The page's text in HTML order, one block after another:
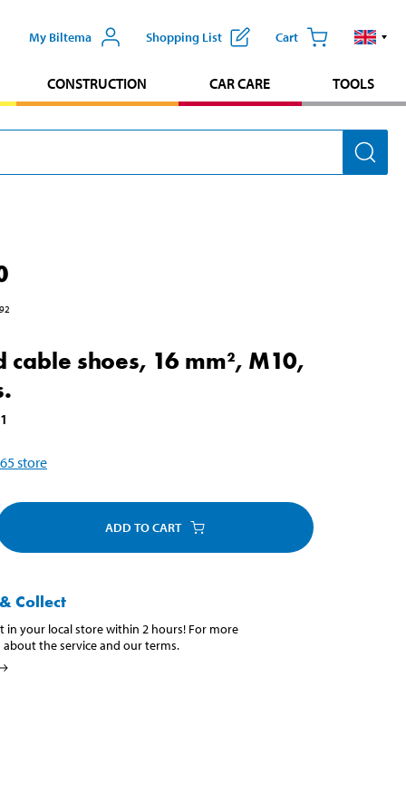
My Biltema Shopping List Cart
CONSTRUCTION CAR CARE TOOLS
cable shoes, 16 mm², M10,
65store
ADD TO CART
Collect
in your local store within 2 hours! For more
the service and our terms.